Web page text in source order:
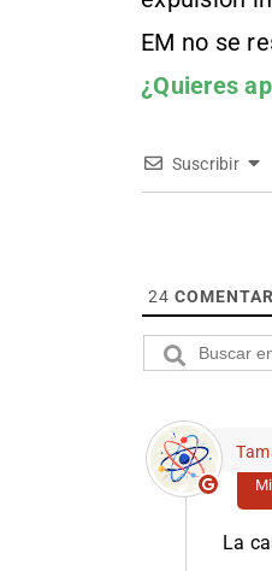
EM no se
¿Quieres
Suscribir
24
La